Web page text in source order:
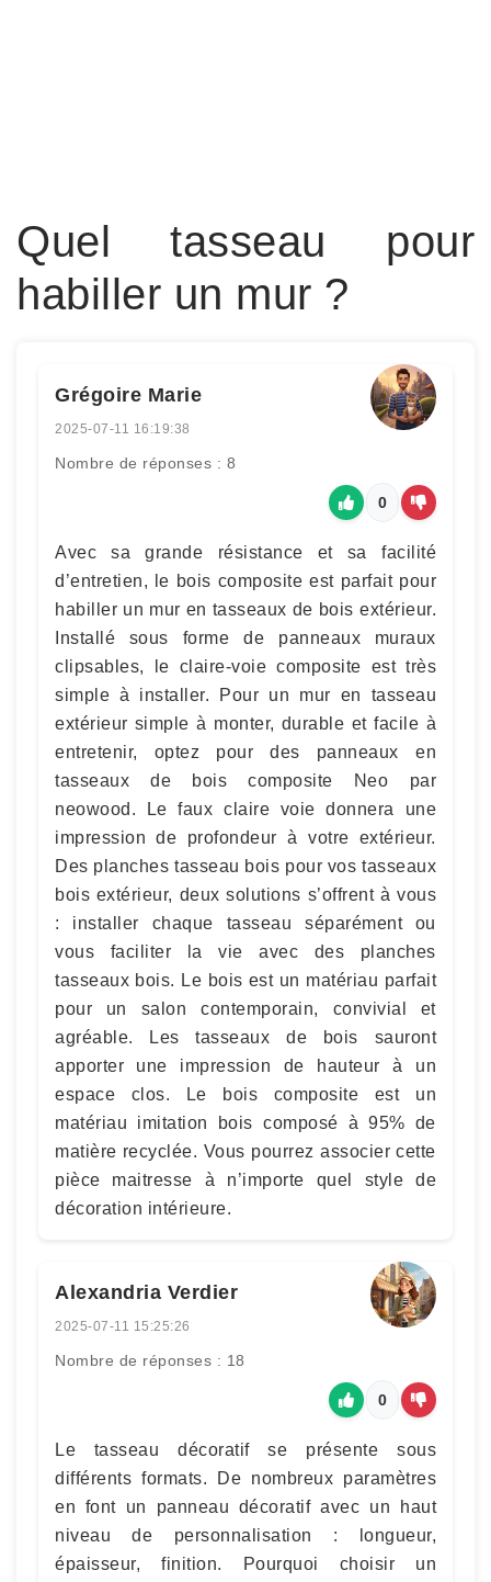
Quel tasseau pour
habiller un mur ?
Grégoire Marie
2025-07-11 16:19:38
Nombre de réponses : 8
0
Avec sa grande résistance et sa facilité
d’entretien, le bois composite est parfait pour
habiller un mur en tasseaux de bois extérieur.
Installé sous forme de panneaux muraux
clipsables, le claire-voie composite est très
simple à installer. Pour un mur en tasseau
extérieur simple à monter, durable et facile à
entretenir, optez pour des panneaux en
tasseaux de bois composite Neo par
neowood. Le faux claire voie donnera une
impression de profondeur à votre extérieur.
Des planches tasseau bois pour vos tasseaux
bois extérieur, deux solutions s’offrent à vous
: installer chaque tasseau séparément ou
vous faciliter la vie avec des planches
tasseaux bois. Le bois est un matériau parfait
pour un salon contemporain, convivial et
agréable. Les tasseaux de bois sauront
apporter une impression de hauteur à un
espace clos. Le bois composite est un
matériau imitation bois composé à 95% de
matière recyclée. Vous pourrez associer cette
pièce maitresse à n’importe quel style de
décoration intérieure.
Alexandria Verdier
2025-07-11 15:25:26
Nombre de réponses : 18
0
Le tasseau décoratif se présente sous
différents formats. De nombreux paramètres
en font un panneau décoratif avec un haut
niveau de personnalisation : longueur,
épaisseur, finition. Pourquoi choisir un